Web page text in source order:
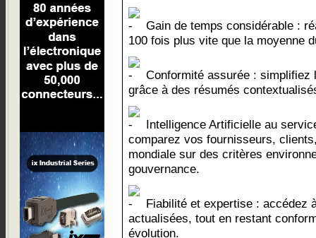
Gain de temps considérable :
100 fois plus vite que la moyenne
Conformité assurée : simplifiez
grâce à des résumés
Intelligence Artificielle au
comparez vos fournisseurs,
mondiale sur des critères
gouvernance.
Fiabilité et expertise : accédez
actualisées, tout en restant
évolution.